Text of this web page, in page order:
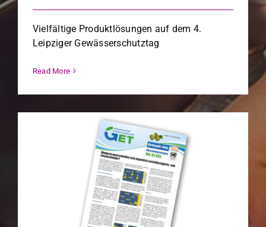
Vielfältige Pro­duk­tlö­sun­gen auf dem 4.
Leipziger Gewässer­schutz­tag
Read More